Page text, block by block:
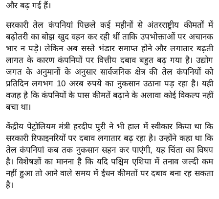
बॉ
ली
वु
ड
हॉ
ली
वु
ड
ल्म
स
मी
क्षा
B
और बढ़ गई हैं।
सरकारी तेल कंपनियां पिछले कई महीनों से अंतरराष्ट्रीय कीमतों में
बढ़ोतरी का बोझ खुद वहन कर रही थीं ताकि उपभोक्ताओं पर अचानक
भार न पड़े। लेकिन अब सस्ते भंडार समाप्त होने और लगातार बढ़ती
लागत के कारण कंपनियों पर वित्तीय दबाव बहुत बढ़ गया है। उद्योग
जगत के अनुमानों के अनुसार सार्वजनिक क्षेत्र की तेल कंपनियों को
प्रतिदिन लगभग 10 अरब रुपये का नुकसान उठाना पड़ रहा है। यही
वजह है कि कंपनियों के पास कीमतें बढ़ाने के अलावा कोई विकल्प नहीं
बचा था।
केंद्रीय पेट्रोलियम मंत्री हरदीप पुरी ने भी हाल में स्वीकार किया था कि
सरकारी रिफाइनरियों पर दबाव लगातार बढ़ रहा है। उन्होंने कहा था कि
तेल कंपनियां कब तक नुकसान सहन कर पाएंगी, यह चिंता का विषय
है। विशेषज्ञों का मानना है कि यदि पश्चिम एशिया में तनाव जल्दी कम
नहीं हुआ तो आने वाले समय में ईंधन कीमतों पर दबाव बना रह सकता
है।